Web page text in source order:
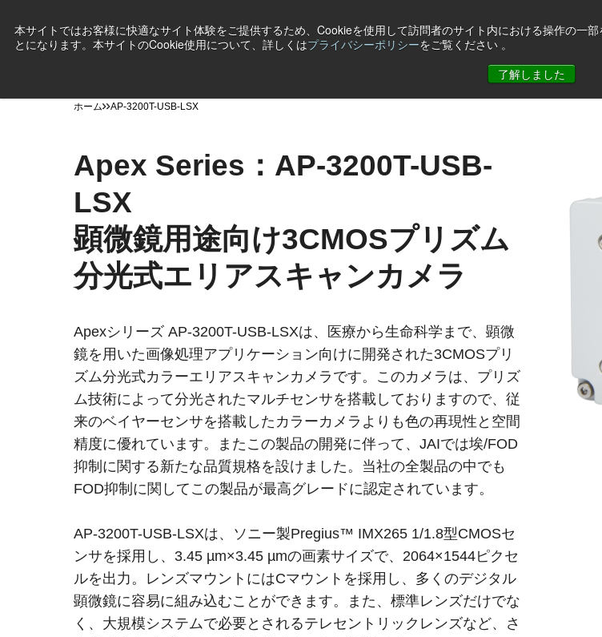
本サイトではお客様に快適なサイト体験をご提供するため、Cookieを使用して訪問者のサイト内における操作の一
とになります。本サイトのCookie使用について、詳しくはプライバシーポリシーをご覧ください 。
了解しました
ホーム AP-3200T-USB-LSX
Apex Series：AP-3200T-USB-
LSX
顕微鏡用途向け3CMOSプリズム
分光式エリアスキャンカメラ
Apexシリーズ AP-3200T-USB-LSXは、医療から生命科学まで、顕微
鏡を用いた画像処理アプリケーション向けに開発された3CMOSプリ
ズム分光式カラーエリアスキャンカメラです。このカメラは、プリズ
ム技術によって分光されたマルチセンサを搭載しておりますので、従
来のベイヤーセンサを搭載したカラーカメラよりも色の再現性と空間
精度に優れています。またこの製品の開発に伴って、JAIでは埃/FOD
抑制に関する新たな品質規格を設けました。当社の全製品の中でも
FOD抑制に関してこの製品が最高グレードに認定されています。
AP-3200T-USB-LSXは、ソニー製Pregius™ IMX265 1/1.8型CMOSセ
ンサを採用し、3.45 µm×3.45 µmの画素サイズで、2064×1544ピクセ
ルを出力。レンズマウントにはCマウントを採用し、多くのデジタル
顕微鏡に容易に組み込むことができます。また、標準レンズだけでな
く、大規模システムで必要とされるテレセントリックレンズなど、さ